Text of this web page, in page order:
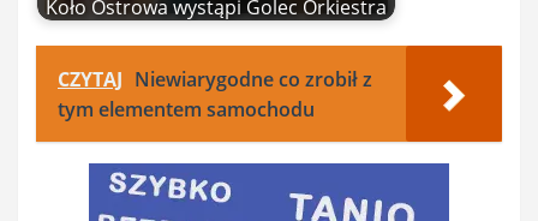
Koło Ostrowa wystąpi Golec Orkiestra
CZYTAJ Niewiarygodne co zrobił z
tym elementem samochodu